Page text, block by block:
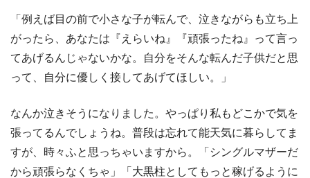
「例えば目の前で小さな子が転んで、泣きながらも立ち上
がったら、あなたは『えらいね』『頑張ったね』って言っ
てあげるんじゃないかな。自分をそんな転んだ子供だと思
って、自分に優しく接してあげてほしい。」
なんか泣きそうになりました。やっぱり私もどこかで気を
張ってるんでしょうね。普段は忘れて能天気に暮らしてま
すが、時々ふと思っちゃいますから。「シングルマザーだ
から頑張らなくちゃ」「大黒柱としてもっと稼げるように